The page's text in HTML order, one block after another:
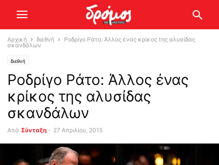
Αρχική διεθνή
Ροδρίγο Ράτο: Άλλος ένας κρίκος της αλυσίδας
σκανδάλων
διεθνή
Ροδρίγο Ράτο: Άλλος ένας
κρίκος της αλυσίδας
σκανδάλων
Από Σύνταξη - 27 Απριλίου, 2015